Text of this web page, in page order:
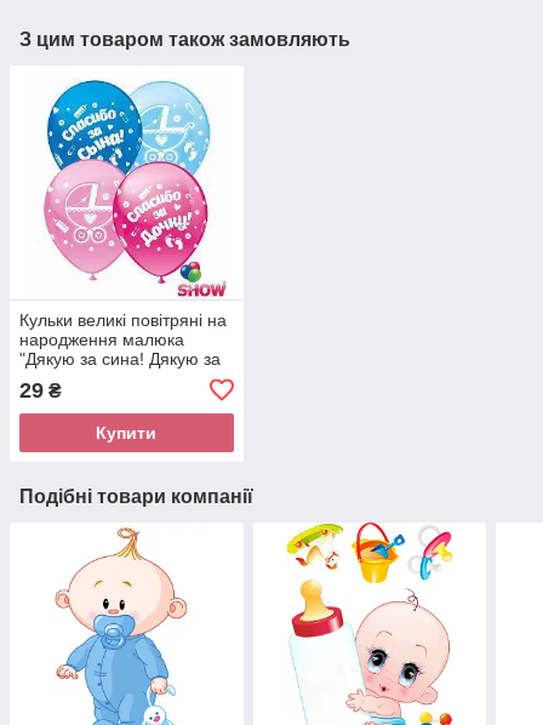
З цим товаром також замовляють
Кульки великі повітряні на
народження малюка
"Дякую за сина! Дякую за
29 ₴
Купити
Подібні товари компанії